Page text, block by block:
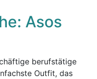
Asos
berufstätige
Outfit, das